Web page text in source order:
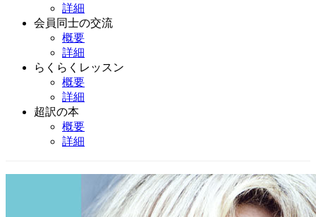
詳細
会員同士の交流
概要
詳細
らくらくレッスン
概要
詳細
超訳の本
概要
詳細